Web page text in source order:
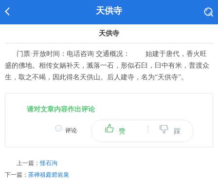
天供寺
天供寺
门票·开放时间：电话咨询 交通概况： 始建于唐代，香火旺
盛的佛地。相传女娲补天，溅落一石，形似石臼，臼中有米，普渡众
生，取之不竭，因此得名天供山。后人建寺，名为“天供寺”。
请对文章内容作出评论
赞 踩
评论
上一篇：怪石沟
下一篇： 茶禅祖庭碧岩泉